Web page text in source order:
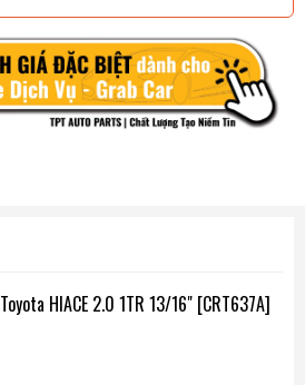
HIACE 2.0 1TR 13/16" [CRT637A]